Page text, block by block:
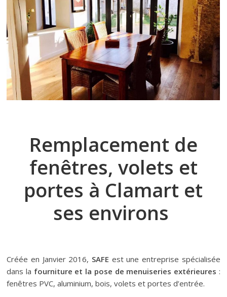
Remplacement de
fenêtres, volets et
portes à Clamart et
ses environs
Créée en Janvier 2016, SAFE est une entreprise spécialisée
dans la fourniture et la pose de menuiseries extérieures :
fenêtres PVC, aluminium, bois, volets et portes d’entrée.